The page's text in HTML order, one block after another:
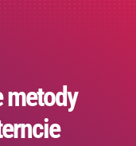
metody